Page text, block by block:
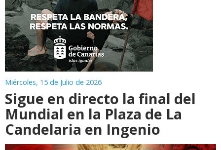
Miércoles, 15 de Julio de 2026
Sigue en directo la final del
Mundial en la Plaza de La
Candelaria en Ingenio